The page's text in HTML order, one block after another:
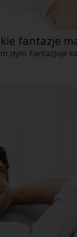
fantazje